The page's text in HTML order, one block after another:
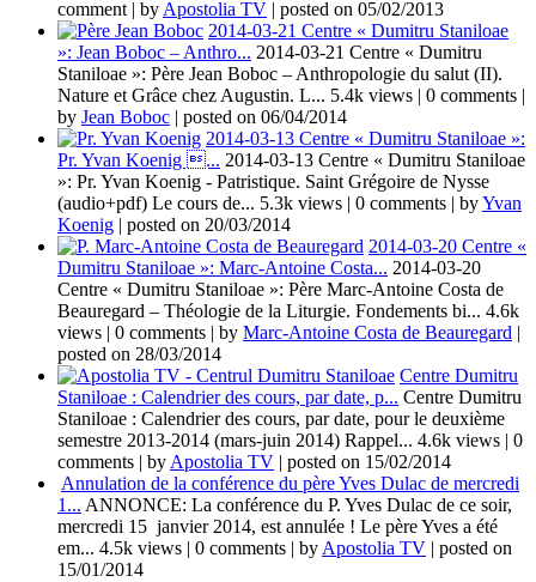
comment | by Apostolia TV | posted on 05/02/2013
2014-03-21 Centre « Dumitru Staniloae
»: Jean Boboc – Anthro... 2014-03-21 Centre « Dumitru
Staniloae »: Père Jean Boboc – Anthropologie du salut (II).
Nature et Grâce chez Augustin. L... 5.4k views | 0 comments |
by Jean Boboc | posted on 06/04/2014
2014-03-13 Centre « Dumitru Staniloae »:
Pr. Yvan Koenig ... 2014-03-13 Centre « Dumitru Staniloae
»: Pr. Yvan Koenig - Patristique. Saint Grégoire de Nysse
(audio+pdf) Le cours de... 5.3k views | 0 comments | byYvan
Koenig | posted on 20/03/2014
2014-03-20 Centre «
Dumitru Staniloae »: Marc-Antoine Costa... 2014-03-20
Centre « Dumitru Staniloae »: Père Marc-Antoine Costa de
Beauregard – Théologie de la Liturgie. Fondements bi... 4.6k
views | 0 comments | by Marc-Antoine Costa de Beauregard |
posted on 28/03/2014
Centre Dumitru
Staniloae : Calendrier des cours, par date, p... Centre Dumitru
Staniloae : Calendrier des cours, par date, pour le deuxième
semestre 2013-2014 (mars-juin 2014) Rappel... 4.6k views | 0
comments | by Apostolia TV | posted on 15/02/2014
Annulation de la conférence du père Yves Dulac de mercredi
1... ANNONCE: La conférence du P. Yves Dulac de ce soir,
mercredi 15 janvier 2014, est annulée ! Le père Yves a été
em... 4.5k views | 0 comments | by Apostolia TV | posted on
15/01/2014